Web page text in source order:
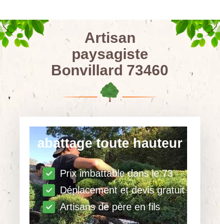
abattage toute hauteur
Prix imbattable dans le 73
Déplacement et devis gratuit
Artisans de père en fils
Artisan
paysagiste
Bonvillard 73460